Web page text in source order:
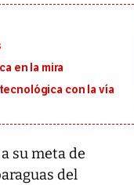
en la mira
con la vía
su meta de
del